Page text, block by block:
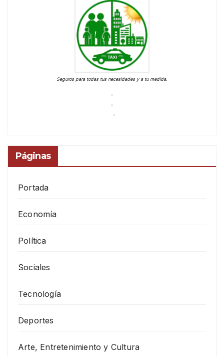
Seguros para todas tus necesidades y a tu medida.
Páginas
Portada
Economía
Política
Sociales
Tecnología
Deportes
Arte, Entretenimiento y Cultura